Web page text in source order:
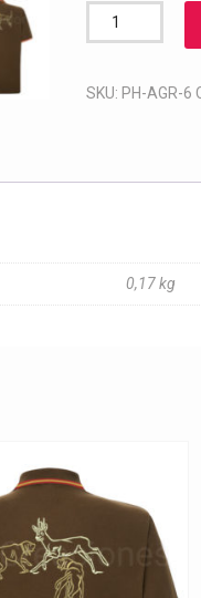
Polo
bordado
podencos
SKU: PH-AGR-6
0,17 kg